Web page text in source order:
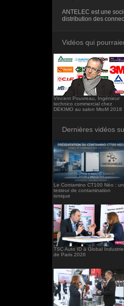
ANTELEC est une
distribution des
Vidéos qui
Vincent Pouvreau, Ingénieur
technico commercial chez
DEKIMO au salon MtoM 2018
Dernières vidéos
Le Contamino CT100 Néo : un
testeur de contamination
ionique
TSC Auto ID à Global Industrie
de Paris 2026